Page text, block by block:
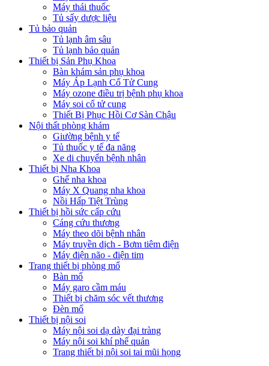
Máy thái thuốc
Tủ sấy dược liệu
Tủ bảo quản
Tủ lạnh âm sâu
Tủ lạnh bảo quản
Thiết bị Sản Phụ Khoa
Bàn khám sản phụ khoa
Máy Áp Lạnh Cổ Tử Cung
Máy ozone điều trị bệnh phụ khoa
Máy soi cổ tử cung
Thiết Bị Phục Hồi Cơ Sàn Chậu
Nội thất phòng khám
Giường bệnh y tế
Tủ thuốc y tế đa năng
Xe di chuyển bệnh nhân
Thiết bị Nha Khoa
Ghế nha khoa
Máy X Quang nha khoa
Nồi Hấp Tiệt Trùng
Thiết bị hồi sức cấp cứu
Cáng cứu thương
Máy theo dõi bệnh nhân
Máy truyền dịch - Bơm tiêm điện
Máy điện não - điện tim
Trang thiết bị phòng mổ
Bàn mổ
Máy garo cầm máu
Thiết bị chăm sóc vết thương
Đèn mổ
Thiết bị nội soi
Máy nội soi dạ dày đại tràng
Máy nội soi khí phế quản
Trang thiết bị nội soi tai mũi họng